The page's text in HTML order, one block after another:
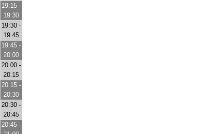
19:15 -
19:30
19:30 -
19:45
19:45 -
20:00
20:00 -
20:15
20:15 -
20:30
20:30 -
20:45
20:45 -